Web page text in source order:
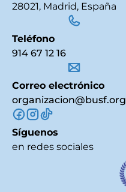
28021, Madrid, España
Teléfono
914 67 12 16
Correo electrónico
organizacion@busf.org
Síguenos
en redes sociales